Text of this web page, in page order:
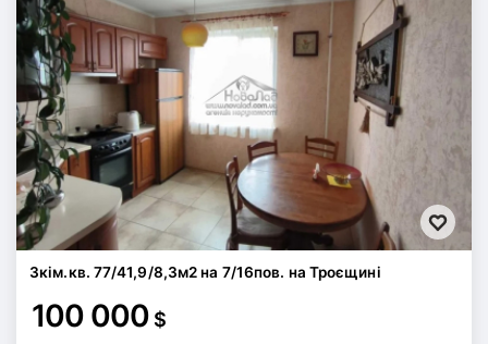
3кім.кв. 77/41,9/8,3м2 на 7/16пов. на Троєщині
100 000 $